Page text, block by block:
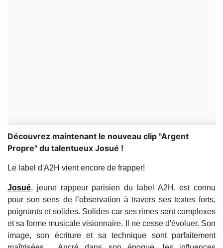
Découvrez maintenant le nouveau clip "Argent
Propre" du talentueux Josué !
Le label d'A2H vient encore de frapper!
Josué, jeune rappeur parisien du label A2H, est connu
pour son sens de l’observation à travers ses textes forts,
poignants et solides. Solides car ses rimes sont complexes
et sa forme musicale visionnaire. Il ne cesse d'évoluer. Son
image, son écriture et sa technique sont parfaitement